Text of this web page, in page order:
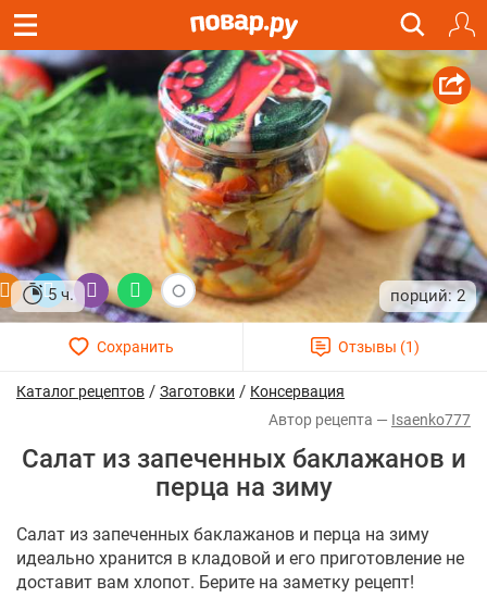
5 ч. 2
Каталог рецептов / Заготовки / Консервация
Isaenko777
Салат из запеченных баклажанов и
перца на зиму
Салат из запеченных баклажанов и перца на зиму
идеально хранится в кладовой и его приготовление не
доставит вам хлопот. Берите на заметку рецепт!